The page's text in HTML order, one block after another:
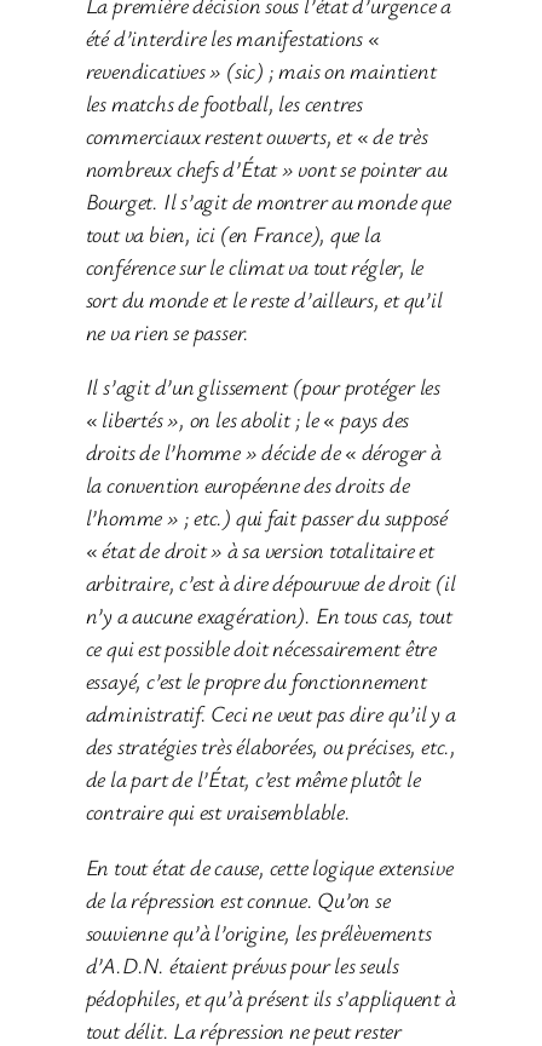
été d’interdire les manifestations «
revendicatives » (sic) ; mais on maintient
les matchs de football, les centres
commerciaux restent ouverts, et « de très
nombreux chefs d’État » vont se pointer au
Bourget. Il s’agit de montrer au monde que
tout va bien, ici (en France), que la
conférence sur le climat va tout régler, le
sort du monde et le reste d’ailleurs, et qu’il
ne va rien se passer.
Il s’agit d’un glissement (pour protéger les
« libertés », on les abolit ; le « pays des
droits de l’homme » décide de « déroger à
la convention européenne des droits de
l’homme » ; etc.) qui fait passer du supposé
« état de droit » à sa version totalitaire et
arbitraire, c’est à dire dépourvue de droit (il
n’y a aucune exagération). En tous cas, tout
ce qui est possible doit nécessairement être
essayé, c’est le propre du fonctionnement
administratif. Ceci ne veut pas dire qu’il y a
des stratégies très élaborées, ou précises, etc.,
de la part de l’État, c’est même plutôt le
contraire qui est vraisemblable.
En tout état de cause, cette logique extensive
de la répression est connue. Qu’on se
souvienne qu’à l’origine, les prélèvements
d’A.D.N. étaient prévus pour les seuls
pédophiles, et qu’à présent ils s’appliquent à
tout délit. La répression ne peut rester